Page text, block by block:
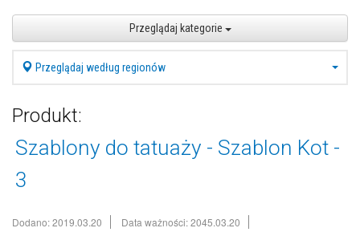
Przeglądaj kategorie
Przeglądaj według regionów
Produkt:
Szablony do tatuaży - Szablon Kot -
3
Dodano: 2019.03.20
Data ważności: 2045.03.20